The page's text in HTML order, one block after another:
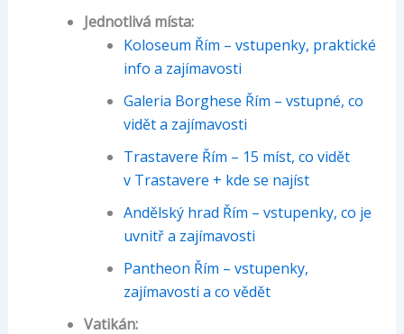
Jednotlivá místa:
Koloseum Řím – vstupenky, praktické
info a zajímavosti
Galeria Borghese Řím – vstupné, co
vidět a zajímavosti
Trastavere Řím – 15 míst, co vidět
v Trastavere + kde se najíst
Andělský hrad Řím – vstupenky, co je
uvnitř a zajímavosti
Pantheon Řím – vstupenky,
zajímavosti a co vědět
Vatikán: